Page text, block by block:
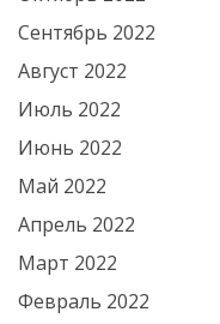
Сентябрь 2022
Август 2022
Июль 2022
Июнь 2022
Май 2022
Апрель 2022
Март 2022
Февраль 2022